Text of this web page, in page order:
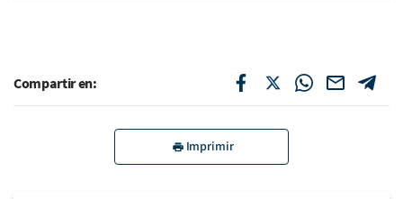
Compartir en:
Imprimir